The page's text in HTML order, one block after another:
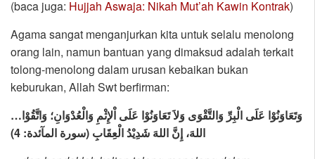
(baca juga: Hujjah Aswaja: Nikah Mut’ah Kawin Kontrak)
Agama sangat menganjurkan kita untuk selalu menolong
orang lain, namun bantuan yang dimaksud adalah terkait
tolong-menolong dalam urusan kebaikan bukan
keburukan, Allah Swt berfirman:
…وَتَعَاوَنُوْا عَلَى الْبِرِّ وَالتَّقْوَى وَلاَ تَعَاوَنُوْا عَلَى اْلإِثْمِ وَالْعُدْوَانِ؛ وَاتَّقُوْا
اللهَ، إِنَّ اللهَ شَدِيْدُ الْعِقَابِ (سورة المآئدة: 4)